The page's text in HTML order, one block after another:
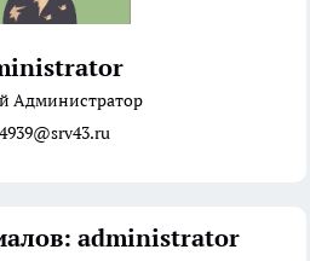
Администратор
administrator